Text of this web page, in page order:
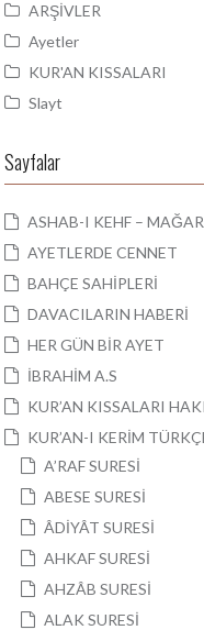
ARŞİVLER
Ayetler
KUR'AN KISSALARI
Slayt
Sayfalar
ASHAB-I KEHF –
AYETLERDE CENNET
BAHÇE SAHİPLERİ
DAVACILARIN HABERİ
HER GÜN BİR AYET
İBRAHİM A.S
KUR’AN KISSALARI
KUR’AN-I KERİM
A’RAF SURESİ
ABESE SURESİ
ÂDİYÂT SURESİ
AHKAF SURESİ
AHZÂB SURESİ
ALAK SURESİ